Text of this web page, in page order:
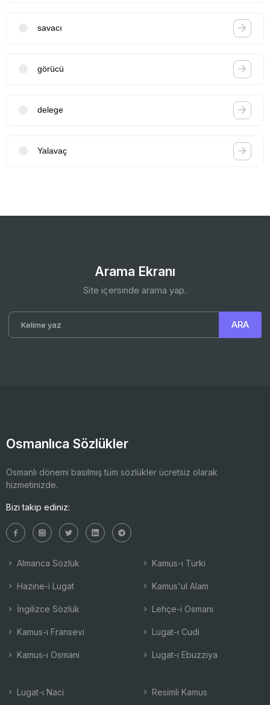
savacı
görücü
delege
Yalavaç
Arama Ekranı
Site içersinde arama yap.
Osmanlıca Sözlükler
Osmanlı dönemi basılmış tüm sözlükler ücretsiz olarak
hizmetinizde.
Bizi takip ediniz:
Almanca Sözlük
Hazine-i Lugat
İngilizce Sözlük
Kamus-ı Fransevi
Kamus-ı Osmani
Kamus-ı Türki
Kamus'ul Alam
Lehçe-i Osmani
Lugat-ı Cudi
Lugat-ı Ebuzziya
Lugat-ı Naci Resimli Kamus